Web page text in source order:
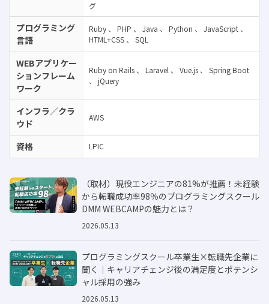
グ
プログラミング
言語
Ruby 、 PHP 、 Java 、 Python 、 JavaScript 、
HTML+CSS 、 SQL
WEBアプリケー
ションフレーム
ワーク
Ruby on Rails 、 Laravel 、 Vue.js 、 Spring Boot
、 jQuery
インフラ／クラ
ウド
AWS
資格 LPIC
（取材）現役エンジニアの81%が推薦！未経験
から転職成功率98％のプログラミングスクール
DMM WEBCAMPの魅力とは？
2026.05.13
プログラミングスクール卒業生×転職先企業に
聞く｜キャリアチェンジ後の満足度とポテンシ
ャル採用の強み
2026.05.13